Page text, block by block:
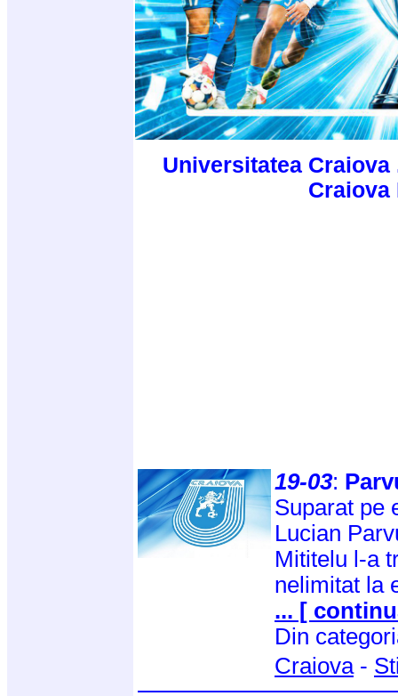
Universitatea
Craiova
19-03:
Suparat pe
Lucian
Mititelu l-a
nelimitat la
... [
Din
Craiova-